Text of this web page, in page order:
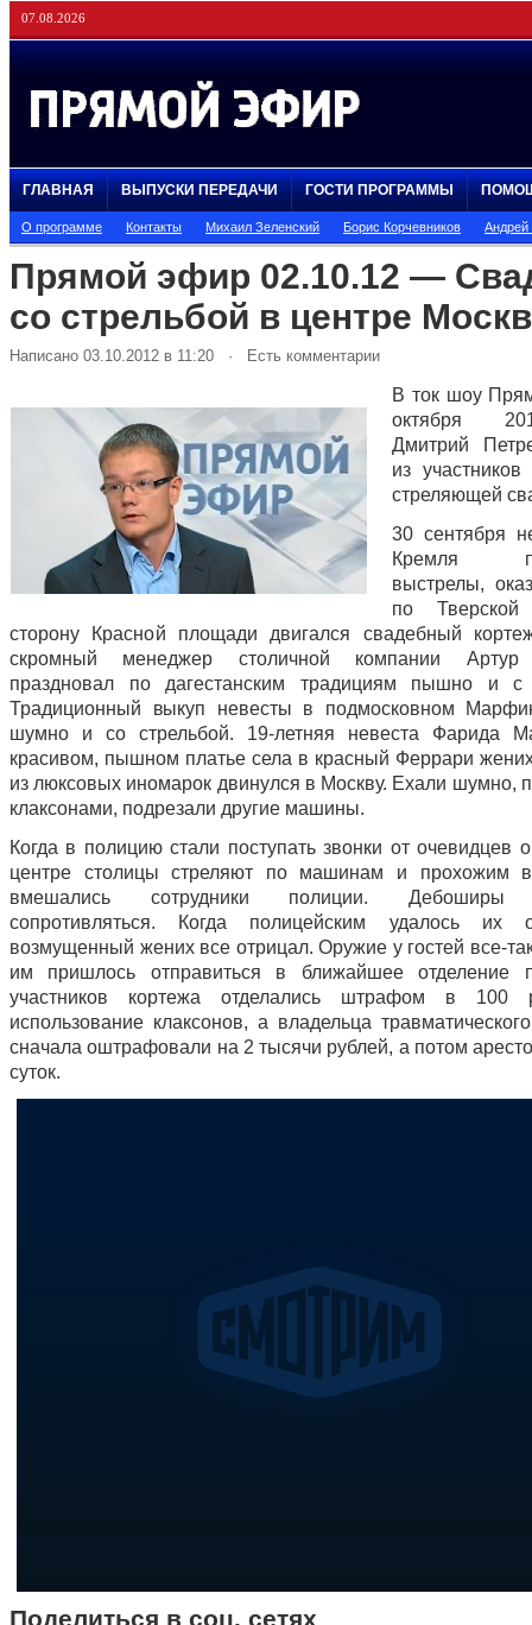
07.08.2026
ГЛАВНАЯ ВЫПУСКИ ПЕРЕДАЧИ ГОСТИ ПРОГРАММЫ
О программе Контакты Михаил Зеленский Борис Корчевников
Прямой эфир 02.10.12 —
со стрельбой в центре
Написано 03.10.2012 в 11:20 · Есть комментарии
В ток шоу
октября
Дмитрий
из
стреляющей
30 сентября
Кремля
выстрелы,
по
сторону Красной площади двигался свадебный
скромный менеджер столичной компании Артур
праздновал по дагестанским традициям пышно и с
Традиционный выкуп невесты в подмосковном
шумно и со стрельбой. 19-летняя невеста Фарида
красивом, пышном платье села в красный Феррари
из люксовых иномарок двинулся в Москву. Ехали шумно,
клаксонами, подрезали другие машины.
Когда в полицию стали поступать звонки от очевидцев
центре столицы стреляют по машинам и прохожим
вмешались сотрудники полиции. Дебоширы
сопротивляться. Когда полицейским удалось их
возмущенный жених все отрицал. Оружие у гостей все-
им пришлось отправиться в ближайшее отделение
участников кортежа отделались штрафом в 100
использование клаксонов, а владельца
сначала оштрафовали на 2 тысячи рублей, а потом
суток.
Поделиться в соц. сетях